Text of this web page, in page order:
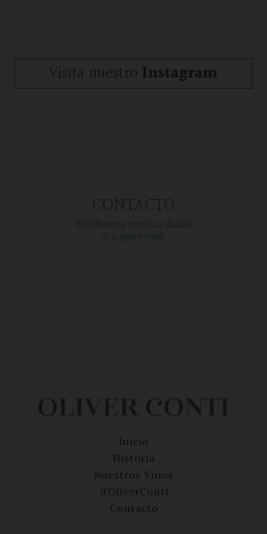
Visita nuestro Instagram
CONTACTO
Inicio
Historia
Nuestros Vinos
#OliverConti
Contacto